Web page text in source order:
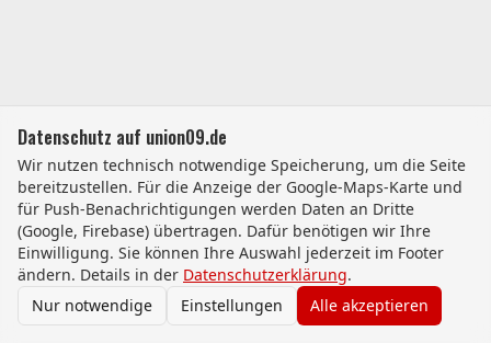
Datenschutz auf union09.de
Wir nutzen technisch notwendige Speicherung, um die Seite
bereitzustellen. Für die Anzeige der Google-Maps-Karte und
für Push-Benachrichtigungen werden Daten an Dritte
(Google, Firebase) übertragen. Dafür benötigen wir Ihre
Einwilligung. Sie können Ihre Auswahl jederzeit im Footer
ändern. Details in der Datenschutzerklärung.
Nur notwendige
Einstellungen Alle akzeptieren